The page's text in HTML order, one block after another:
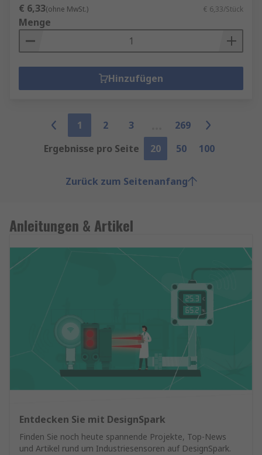
€ 6,33(ohne MwSt.) € 6,33/Stück
Menge
Hinzufügen
1 2 3
269
Ergebnisse pro Seite
20 50 100
Zurück zum Seitenanfang
Anleitungen & Artikel
Entdecken Sie mit DesignSpark
Finden Sie noch heute spannende Projekte, Top-News
und Artikel rund um Industriesensoren auf DesignSpark.